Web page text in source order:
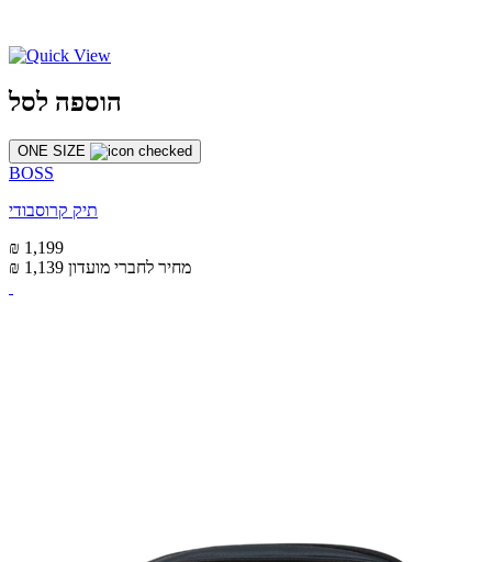
הוספה לסל
ONE SIZE
BOSS
תיק קרוסבודי
₪ 1,199
₪ 1,139 מחיר לחברי מועדון